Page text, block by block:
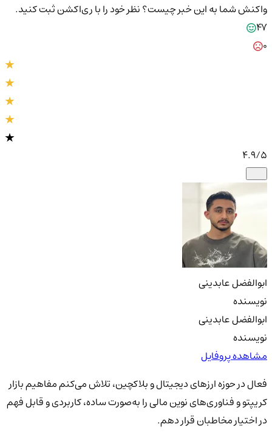
واکنش شما به این خبر چیست؟نظر خود را با ری‌اکشن ثبت کنید.
47
4.9/5
ابوالفضل عابدینی
نویسنده
ابوالفضل عابدینی
نویسنده
مشاهده پروفایل
فعال در حوزه ارزهای دیجیتال و بلاکچین، تلاش می‌کنم مفاهیم بازار
کریپتو و فناوری‌های نوین مالی را به‌صورت ساده، کاربردی و قابل فهم
در اختیار مخاطبان قرار دهم.